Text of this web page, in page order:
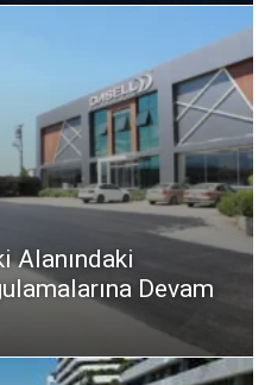
Alanındaki
Devam